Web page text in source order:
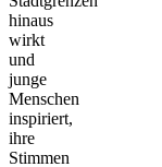
hinaus
wirkt
und
junge
Menschen
inspiriert,
ihre
Stimmen